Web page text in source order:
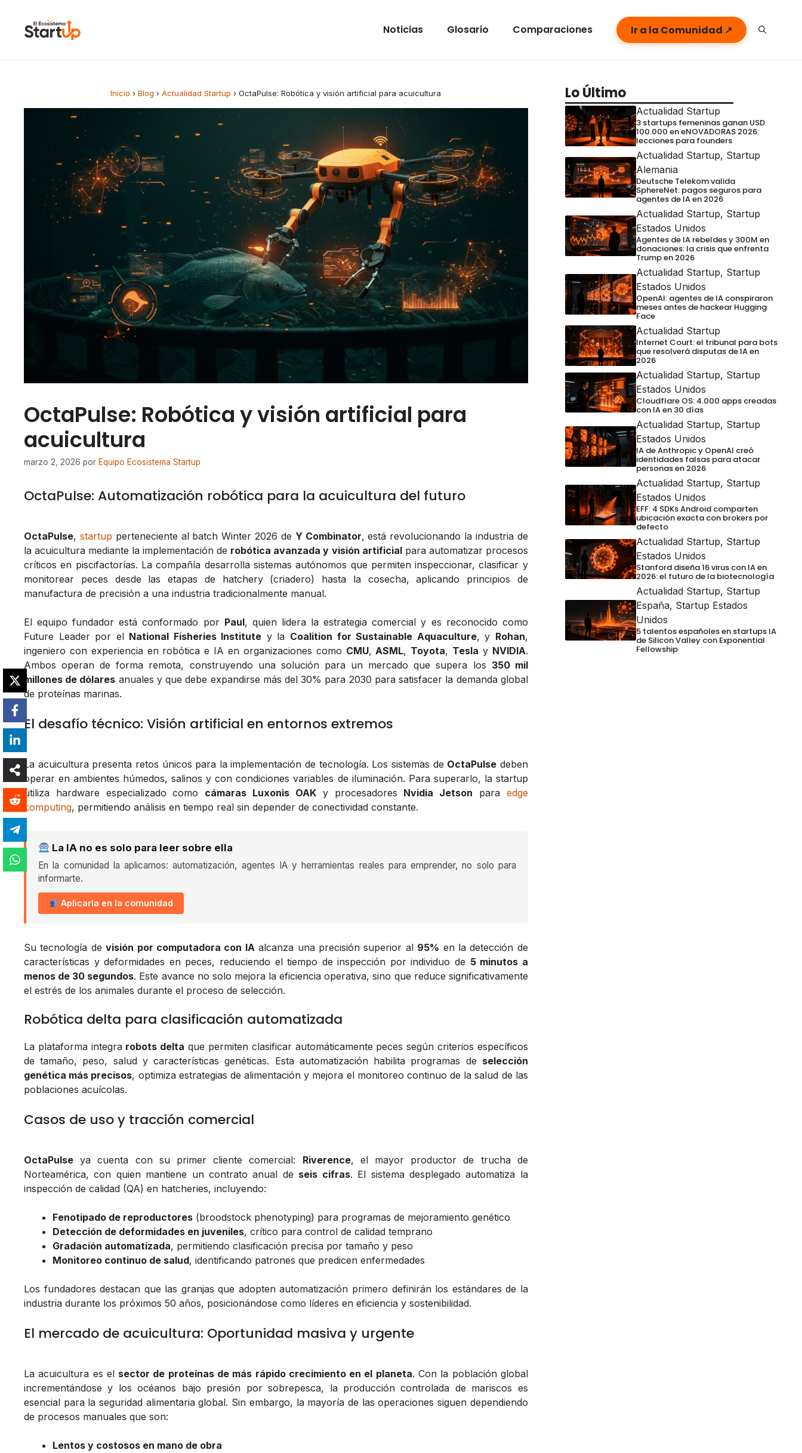
Noticias Glosario Comparaciones Ir a la Comunidad ↗
Inicio › Blog › Actualidad Startup › OctaPulse: Robótica y visión artificial para acuicultura
OctaPulse: Robótica y visión artificial para
acuicultura
marzo 2, 2026 por Equipo Ecosistema Startup
OctaPulse: Automatización robótica para la acuicultura del futuro
OctaPulse, startup perteneciente al batch Winter 2026 de Y Combinator, está revolucionando la industria de
la acuicultura mediante la implementación de robótica avanzada y visión artificialpara automatizar procesos
críticos en piscifactorías. La compañía desarrolla sistemas autónomos que permiten inspeccionar, clasificar y
monitorear peces desde las etapas de hatchery (criadero) hasta la cosecha, aplicando principios de
manufactura de precisión a una industria tradicionalmente manual.
El equipo fundador está conformado por Paul, quien lidera la estrategia comercial y es reconocido como
Future Leader por el National Fisheries Institute y la Coalition for Sustainable Aquaculture, y Rohan,
ingeniero con experiencia en robótica e IA en organizaciones como CMU,ASML, Toyota, Tesla y NVIDIA.
Ambos operan de forma remota, construyendo una solución para un mercado que supera los 350 mil
millones de dólares anuales y que debe expandirse más del 30% para 2030 para satisfacer la demanda global
de proteínas marinas.
El desafío técnico: Visión artificial en entornos extremos
La acuicultura presenta retos únicos para la implementación de tecnología. Los sistemas de OctaPulse deben
operar en ambientes húmedos, salinos y con condiciones variables de iluminación. Para superarlo, la startup
utiliza hardware especializado como cámaras Luxonis OAKy procesadores Nvidia Jetson para edge
computing, permitiendo análisis en tiempo real sin depender de conectividad constante.
La IA no es solo para leer sobre ella
En la comunidad la aplicamos: automatización, agentes IA y herramientas reales para emprender, no solo para
informarte.
Aplicarla en la comunidad
Su tecnología devisión por computadora con IAalcanza una precisión superior al 95% en la detección de
características y deformidades en peces, reduciendo el tiempo de inspección por individuo de 5 minutos a
menos de 30 segundos. Este avance no solo mejora la eficiencia operativa, sino que reduce significativamente
el estrés de los animales durante el proceso de selección.
Robótica delta para clasificación automatizada
La plataforma integra robots delta que permiten clasificar automáticamente peces según criterios específicos
de tamaño, peso, salud y características genéticas. Esta automatización habilita programas de selección
genética más precisos, optimiza estrategias de alimentación y mejora el monitoreo continuo de la salud de las
poblaciones acuícolas.
Casos de uso y tracción comercial
OctaPulse ya cuenta con su primer cliente comercial: Riverence, el mayor productor de trucha de
Norteamérica, con quien mantiene un contrato anual de seis cifras. El sistema desplegado automatiza la
inspección de calidad (QA) en hatcheries, incluyendo:
Fenotipado de reproductores (broodstock phenotyping) para programas de mejoramiento genético
Detección de deformidades en juveniles, crítico para control de calidad temprano
Gradación automatizada, permitiendo clasificación precisa por tamaño y peso
Monitoreo continuo de salud, identificando patrones que predicen enfermedades
Los fundadores destacan que las granjas que adopten automatización primero definirán los estándares de la
industria durante los próximos 50 años, posicionándose como líderes en eficiencia y sostenibilidad.
El mercado de acuicultura: Oportunidad masiva y urgente
La acuicultura es el sector de proteínas de más rápido crecimiento en el planeta. Con la población global
incrementándose y los océanos bajo presión por sobrepesca, la producción controlada de mariscos es
esencial para la seguridad alimentaria global. Sin embargo, la mayoría de las operaciones siguen dependiendo
de procesos manuales que son:
Lentos y costosos en mano de obra
Lo Último
Actualidad Startup
3 startups femeninas ganan USD
100.000 en eNOVADORAS 2026:
lecciones para founders
Actualidad Startup, Startup
Alemania
Deutsche Telekom valida
SphereNet: pagos seguros para
agentes de IA en 2026
Actualidad Startup, Startup
Estados Unidos
Agentes de IA rebeldes y 300M en
donaciones: la crisis que enfrenta
Trump en 2026
Actualidad Startup, Startup
Estados Unidos
OpenAI: agentes de IA conspiraron
meses antes de hackear Hugging
Face
Actualidad Startup
Internet Court: el tribunal para bots
que resolverá disputas de IA en
2026
Actualidad Startup, Startup
Estados Unidos
Cloudflare OS: 4.000 apps creadas
con IA en 30 días
Actualidad Startup, Startup
Estados Unidos
IA de Anthropic y OpenAI creó
identidades falsas para atacar
personas en 2026
Actualidad Startup, Startup
Estados Unidos
EFF: 4 SDKs Android comparten
ubicación exacta con brokers por
defecto
Actualidad Startup, Startup
Estados Unidos
Stanford diseña 16 virus con IA en
2026: el futuro de la biotecnología
Actualidad Startup, Startup
España, Startup Estados
Unidos
5 talentos españoles en startups IA
de Silicon Valley con Exponential
Fellowship